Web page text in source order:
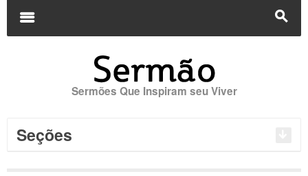
s
m
Sermões Que Inspiram seu Viver
Seções